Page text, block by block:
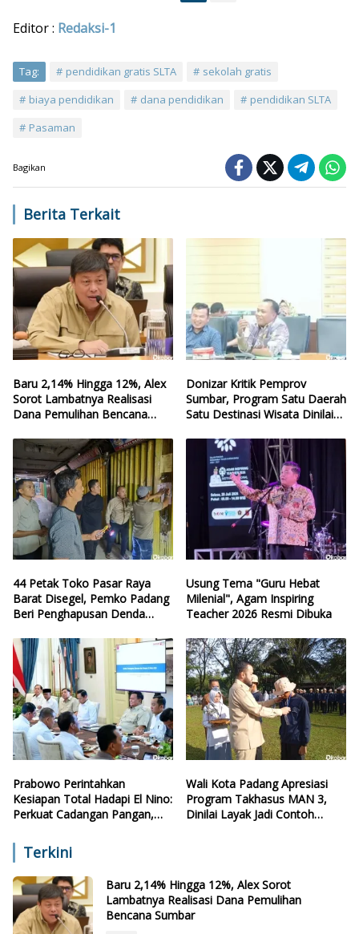
Editor : Redaksi-1
Tag: pendidikan gratis SLTA
sekolah gratis
biaya pendidikan
dana pendidikan
pendidikan SLTA
Pasaman
Bagikan
Berita Terkait
Baru 2,14% Hingga 12%, Alex
Sorot Lambatnya Realisasi
Dana Pemulihan Bencana
Donizar Kritik Pemprov
Sumbar, Program Satu Daerah
Satu Destinasi Wisata Dinilai
44 Petak Toko Pasar Raya
Barat Disegel, Pemko Padang
Beri Penghapusan Denda
Usung Tema "Guru Hebat
Milenial", Agam Inspiring
Teacher 2026 Resmi Dibuka
Prabowo Perintahkan
Kesiapan Total Hadapi El Nino:
Perkuat Cadangan Pangan,
Wali Kota Padang Apresiasi
Program Takhasus MAN 3,
Dinilai Layak Jadi Contoh
Terkini
Baru 2,14% Hingga 12%, Alex Sorot
Lambatnya Realisasi Dana Pemulihan
Bencana Sumbar